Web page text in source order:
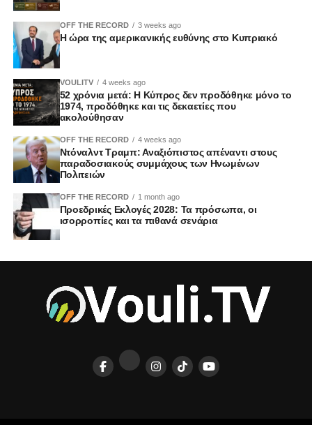
OFF THE RECORD 3 weeks ago
Η ώρα της αμερικανικής ευθύνης στο Κυπριακό
VOULITV 4 weeks ago
52 χρόνια μετά: Η Κύπρος δεν προδόθηκε μόνο το
1974, προδόθηκε και τις δεκαετίες που
ακολούθησαν
OFF THE RECORD 4 weeks ago
Ντόναλντ Τραμπ: Αναξιόπιστος απέναντι στους
παραδοσιακούς συμμάχους των Ηνωμένων
Πολιτειών
OFF THE RECORD 1 month ago
Προεδρικές Εκλογές 2028: Τα πρόσωπα, οι
ισορροπίες και τα πιθανά σενάρια